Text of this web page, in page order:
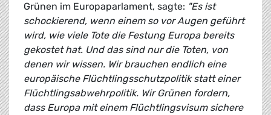
Grünen im Europaparlament, sagte: "Es ist
schockierend, wenn einem so vor Augen geführt
wird, wie viele Tote die Festung Europa bereits
gekostet hat. Und das sind nur die Toten, von
denen wir wissen. Wir brauchen endlich eine
europäische Flüchtlingsschutzpolitik statt einer
Flüchtlingsabwehrpolitik. Wir Grünen fordern,
dass Europa mit einem Flüchtlingsvisum sichere